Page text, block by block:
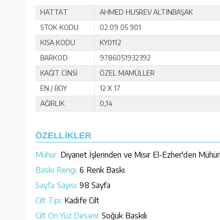
HATTAT
AHMED HUSREV ALTINBAŞAK
STOK KODU
02 09 05 901
KISA KODU
KY0112
BARKOD
9786051932392
KAĞIT CİNSİ
ÖZEL MAMÜLLER
EN / BOY
12 X 17
AĞIRLIK
0,14
ÖZELLİKLER
Mühür: Diyanet İşlerinden ve Mısır El-Ezher'den
Baskı Rengi: 6 Renk Baskı
Sayfa Sayısı: 98 Sayfa
Cilt Tipi: Kadife Cilt
Cilt Ön Yüz Deseni: Soğuk Baskılı